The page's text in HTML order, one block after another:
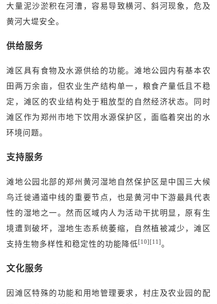
大量泥沙淤积在河漕，容易导致横河、斜河现象，危及
黄河大堤安全。
供给服务
滩区具有食物及水源供给的功能。滩地公园内有基本农
田两万余亩，但农业生产结构单一，粮食产量低且不稳
定，滩区的农业结构处于粗放型的自然经济状态。同时
滩区作为郑州市地下饮用水源保护区，面临着突出的水
环境问题。
支持服务
滩地公园北部的郑州黄河湿地自然保护区是中国三大候
鸟迁徙通道中线的重要节点，也是黄河中下游最具代表
性的湿地之一。然而区域内人为活动干扰明显，原有生
境遭到破坏，湿地生态系统萎缩，自然植被减少，滩区
支持生物多样性和稳定性的功能降低[10][11]。
文化服务
因滩区特殊的功能和用地管理要求，村庄及农业园的配